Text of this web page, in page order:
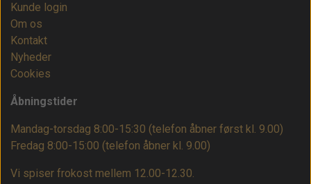
Kunde login
Om os
Kontakt
Nyheder
Cookies
Åbningstider
Mandag-torsdag 8:00-15:30 (telefon åbner først kl. 9.00)
Fredag 8:00-15:00 (telefon åbner kl. 9.00)
Vi spiser frokost mellem 12.00-12.30.